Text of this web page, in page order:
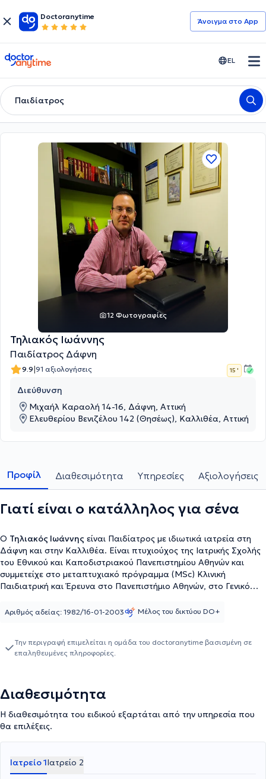
Doctoranytime
Άνοιγμα στο App
doctoranytime EL
Παιδίατρος
12 Φωτογραφίες
Τηλιακός Ιωάννης
Παιδίατρος Δάφνη
9.9|91 αξιολογήσεις 15 '
Διεύθυνση
Μιχαήλ Καραολή 14-16, Δάφνη, Αττική
Ελευθερίου Βενιζέλου 142 (Θησέως), Καλλιθέα, Αττική
Προφίλ Διαθεσιμότητα Υπηρεσίες Αξιολογήσεις
Γιατί είναι ο κατάλληλος για σένα
Ο Τηλιακός Ιωάννης είναι Παιδίατρος με ιδιωτικά ιατρεία στη
Δάφνη και στην Καλλιθέα. Είναι πτυχιούχος της Ιατρικής Σχολής
του Εθνικού και Καποδιστριακού Πανεπιστημίου Αθηνών και
συμμετείχε στο μεταπτυχιακό πρόγραμμα (MSc) Κλινική
Παιδιατρική και Έρευνα στο Πανεπιστήμιο Αθηνών, στο Γενικό
διπλώματος ΑPLS (Advanced Pediatric Life Support) και κάτοχος
Παιδιατρικής ομάδας του Metropolitan Hospital και μέλος της
Accurate Health Auditing & Consulting στο ΙΑΣΩ Παίδων, ενώ
γιατρός έχει ενεργό συμμετοχή, συγγραφή εργασιών και
παρουσιάσεις ανακοινώσεων σε ιατρικές ημερίδες και συνέδρια,
τόσο στην Ελλάδα όσο και στο εξωτερικό.
Αριθμός αδείας: 1982/16-01-2003 Μέλος του δικτύου DO+
Την περιγραφή επιμελείται η ομάδα του doctoranytime βασισμένη σε
επαληθευμένες πληροφορίες.
Διαθεσιμότητα
Η διαθεσιμότητα του ειδικού εξαρτάται από την υπηρεσία που
θα επιλέξεις.
Ιατρείο 1Ιατρείο 2